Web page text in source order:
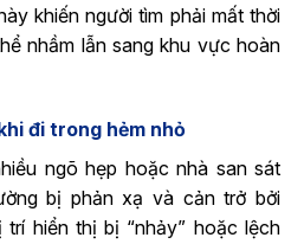
khiến người tìm phải mất thời
nhầm lẫn sang khu vực hoàn
đi trong hẻm nhỏ
ngõ hẹp hoặc nhà san sát
bị phản xạ và cản trở bởi
hiển thị bị “nhảy” hoặc lệch